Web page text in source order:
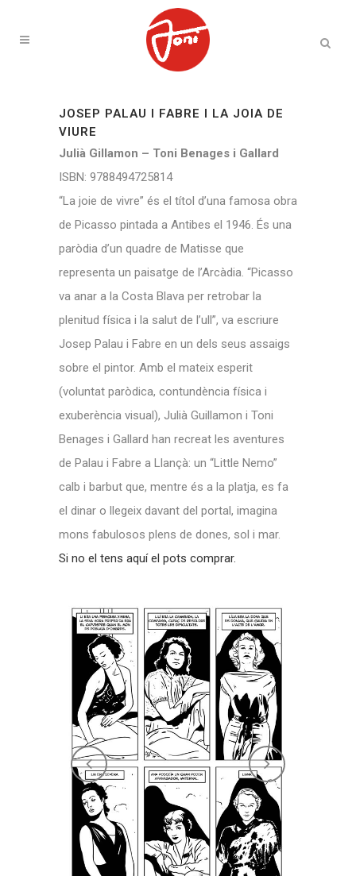
JOSEP PALAU I FABRE I LA JOIA DE
VIURE
Julià Gillamon – Toni Benages i Gallard
ISBN: 9788494725814
“La joie de vivre” és el títol d’una famosa obra
de Picasso pintada a Antibes el 1946. És una
paròdia d’un quadre de Matisse que
representa un paisatge de l’Arcàdia. “Picasso
va anar a la Costa Blava per retrobar la
plenitud física i la salut de l’ull”, va escriure
Josep Palau i Fabre en un dels seus assaigs
sobre el pintor. Amb el mateix esperit
(voluntat paròdica, contundència física i
exuberència visual), Julià Guillamon i Toni
Benages i Gallard han recreat les aventures
de Palau i Fabre a Llançà: un “Little Nemo”
calb i barbut que, mentre és a la platja, es fa
el dinar o llegeix davant del portal, imagina
mons fabulosos plens de dones, sol i mar.
Si no el tens aquí el pots comprar.